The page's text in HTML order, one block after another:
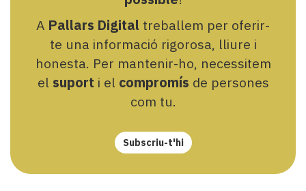
A Pallars Digital treballem per oferir-
te una informació rigorosa, lliure i
honesta. Per mantenir-ho, necessitem
el suport i el compromís de persones
com tu.
Subscriu-t'hi